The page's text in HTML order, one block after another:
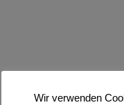
Wir verwenden